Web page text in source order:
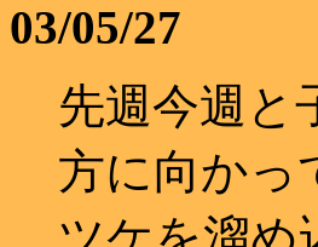
03/05/27
先週今週と
方に向かっ